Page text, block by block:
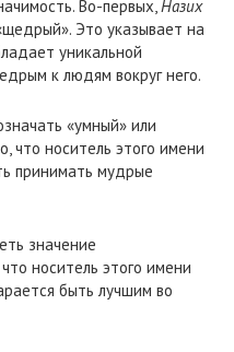
Во-первых,Назих
Это указывает на
уникальной
к людям вокруг него.
«умный» или
что носитель этого имени
принимать мудрые
значение
носитель этого имени
быть лучшим во